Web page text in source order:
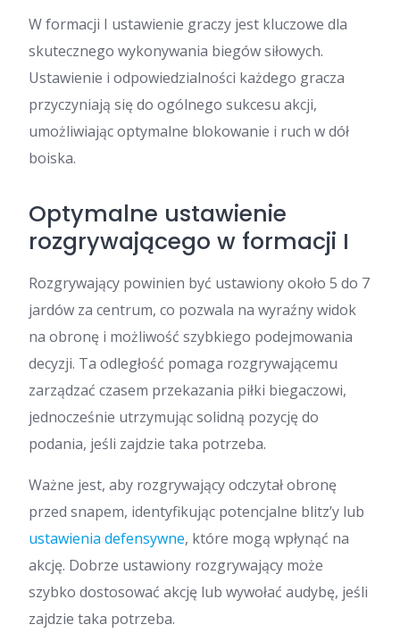
W formacji I ustawienie graczy jest kluczowe dla
skutecznego wykonywania biegów siłowych.
Ustawienie i odpowiedzialności każdego gracza
przyczyniają się do ogólnego sukcesu akcji,
umożliwiając optymalne blokowanie i ruch w dół
boiska.
Optymalne ustawienie
rozgrywającego w formacji I
Rozgrywający powinien być ustawiony około 5 do 7
jardów za centrum, co pozwala na wyraźny widok
na obronę i możliwość szybkiego podejmowania
decyzji. Ta odległość pomaga rozgrywającemu
zarządzać czasem przekazania piłki biegaczowi,
jednocześnie utrzymując solidną pozycję do
podania, jeśli zajdzie taka potrzeba.
Ważne jest, aby rozgrywający odczytał obronę
przed snapem, identyfikując potencjalne blitz’y lub
ustawienia defensywne, które mogą wpłynąć na
akcję. Dobrze ustawiony rozgrywający może
szybko dostosować akcję lub wywołać audybę, jeśli
zajdzie taka potrzeba.